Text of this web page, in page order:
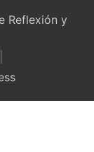
Reflexión y